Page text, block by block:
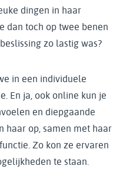
dingen in haar
dan toch op twee benen
zo lastig was?
in een individuele
En ja, ook online kun je
en diepgaande
haar op, samen met haar
Zo kon ze ervaren
te staan.